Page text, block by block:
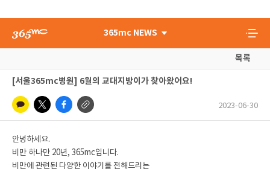
365mc NEWS
목록
[서울365mc병원] 6월의 교대지방이가 찾아왔어요!
2023-06-30
안녕하세요.
비만 하나만 20년, 365mc입니다.
비만에 관련된 다양한 이야기를 전해드리는